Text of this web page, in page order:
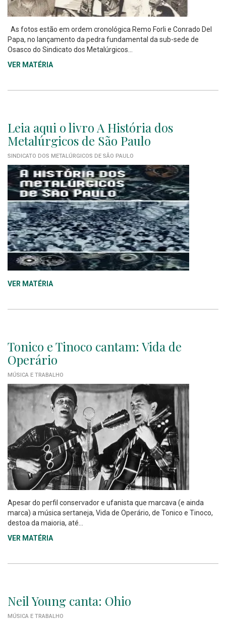
As fotos estão em ordem cronológica Remo Forli e Conrado Del
Papa, no lançamento da pedra fundamental da sub-sede de
Osasco do Sindicato dos Metalúrgicos...
VER MATÉRIA
Leia aqui o livro A História dos
Metalúrgicos de São Paulo
SINDICATO DOS METALÚRGICOS DE SÃO PAULO
VER MATÉRIA
Tonico e Tinoco cantam: Vida de
Operário
MÚSICA E TRABALHO
Apesar do perfil conservador e ufanista que marcava (e ainda
marca) a música sertaneja, Vida de Operário, de Tonico e Tinoco,
destoa da maioria, até...
VER MATÉRIA
Neil Young canta: Ohio
MÚSICA E TRABALHO